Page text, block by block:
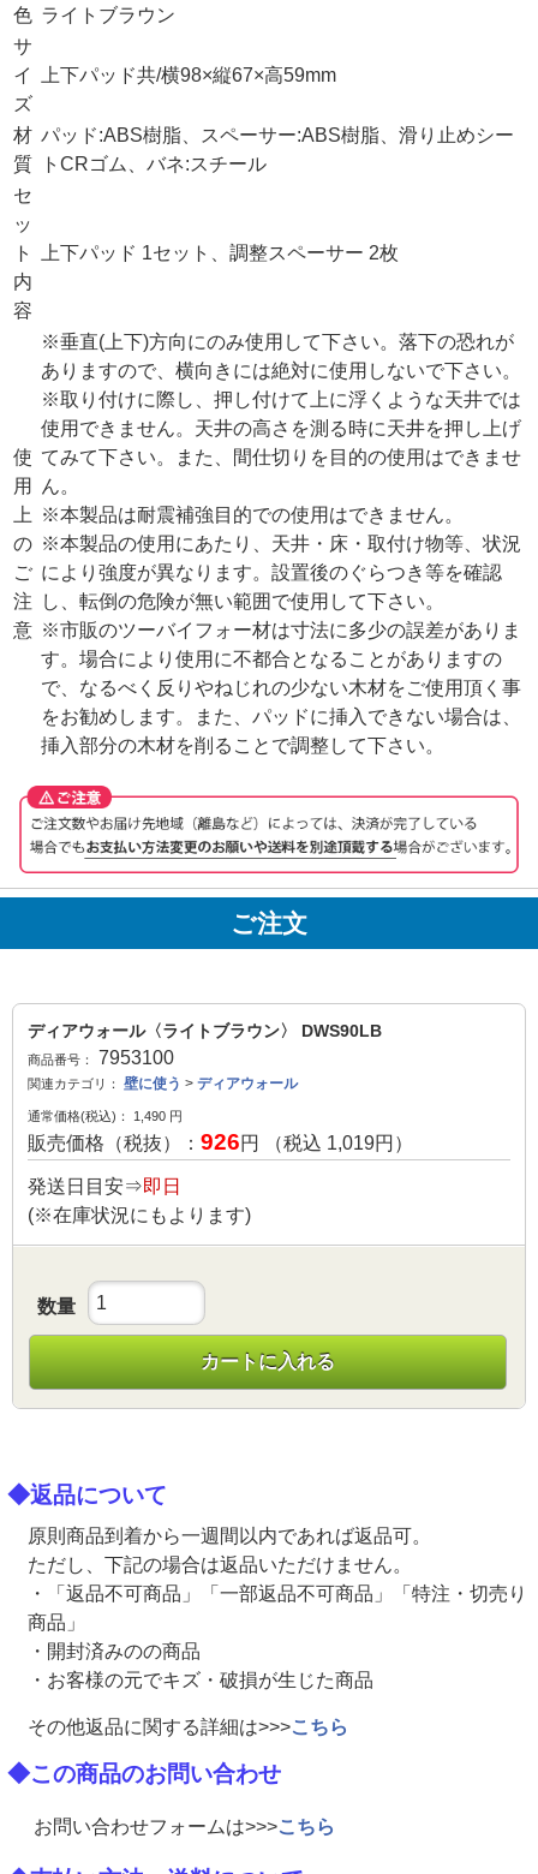
色 ライトブラウン
サ
イ
ズ
上下パッド共/横98×縦67×高59mm
材
質
パッド:ABS樹脂、スペーサー:ABS樹脂、滑り止めシー
トCRゴム、バネ:スチール
セ
ッ
ト
内
容
上下パッド 1セット、調整スペーサー 2枚
使
用
上
の
ご
注
意
※垂直(上下)方向にのみ使用して下さい。落下の恐れが
ありますので、横向きには絶対に使用しないで下さい。
※取り付けに際し、押し付けて上に浮くような天井では
使用できません。天井の高さを測る時に天井を押し上げ
てみて下さい。また、間仕切りを目的の使用はできませ
ん。
※本製品は耐震補強目的での使用はできません。
※本製品の使用にあたり、天井・床・取付け物等、状況
により強度が異なります。設置後のぐらつき等を確認
し、転倒の危険が無い範囲で使用して下さい。
※市販のツーバイフォー材は寸法に多少の誤差がありま
す。場合により使用に不都合となることがありますの
で、なるべく反りやねじれの少ない木材をご使用頂く事
をお勧めします。また、パッドに挿入できない場合は、
挿入部分の木材を削ることで調整して下さい。
ご注文
ディアウォール〈ライトブラウン〉 DWS90LB
商品番号： 7953100
関連カテゴリ： 壁に使う > ディアウォール
通常価格(税込)： 1,490 円
販売価格（税抜）： 926円 （税込 1,019円）
発送日目安⇒即日
(※在庫状況にもよります)
数量
カートに入れる
◆返品について
原則商品到着から一週間以内であれば返品可。
ただし、下記の場合は返品いただけません。
・「返品不可商品」「一部返品不可商品」「特注・切売り
商品」
・開封済みのの商品
・お客様の元でキズ・破損が生じた商品
その他返品に関する詳細は>>>こちら
◆この商品のお問い合わせ
お問い合わせフォームは>>>こちら